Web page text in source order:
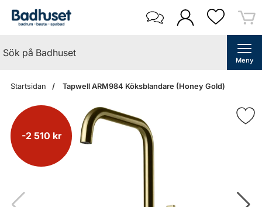
Meny
Startsidan Tapwell ARM984 Köksblandare (Honey Gold)
-2 510 kr